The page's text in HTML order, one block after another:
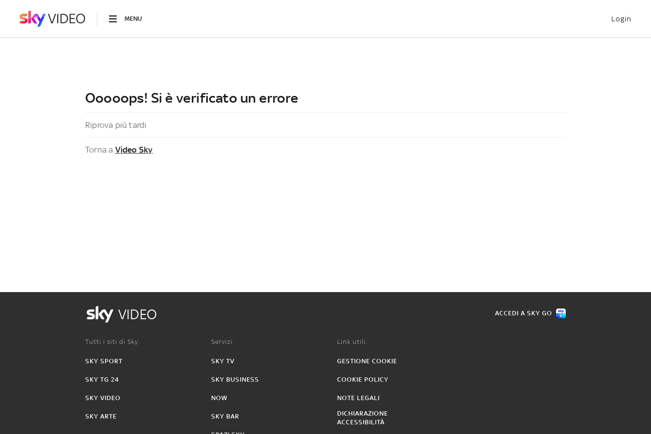
MENU Login
Ooooops! Si è verificato un errore
Riprova più tardi
Torna a Video Sky
VIDEO ACCEDI A SKY GO
Tutti i siti di Sky:
SKY SPORT
SKY TG 24
SKY VIDEO
SKY ARTE
Servizi:
SKY TV
SKY BUSINESS
NOW
SKY BAR
Link utili:
GESTIONE COOKIE
COOKIE POLICY
NOTE LEGALI
DICHIARAZIONE
ACCESSIBILITÀ